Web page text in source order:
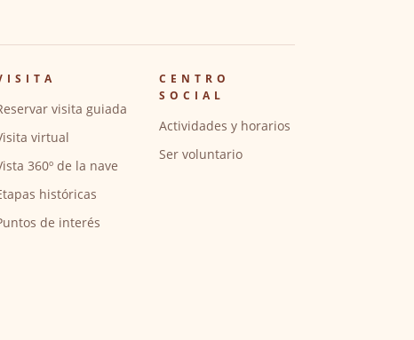
visita guiada
virtual
360º de la nave
históricas
de interés
CENTRO
SOCIAL
Actividades y horarios
Ser voluntario